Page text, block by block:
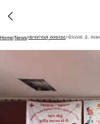
Home/News/વાત્સલ્યમ્ સમાચાર/